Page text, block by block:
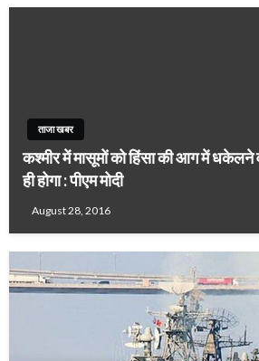
ताजा खबर
कश्मीर में मासूमों को हिंसा की आग में धकेलने
ही होगा : पीएम मोदी
August 28, 2016